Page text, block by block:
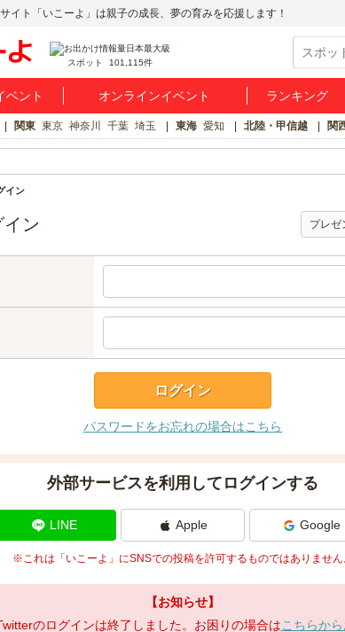
イト「いこーよ」は親子の成長、夢の育みを応援します！
スポット 101,115件
ベント オンラインイベント ランキング
関東 東京 神奈川 千葉 埼玉 東海 愛知 北陸・甲信越 関
イン
ン プレゼ
パスワードをお忘れの場合はこちら
外部サービスを利用してログインする
LINE Apple Google
※これは「いこーよ」にSNSでの投稿を許可するものではありません
【お知らせ】
のログインは終了しました。お困りの場合はこちらか